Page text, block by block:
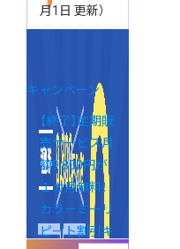
月1日 更新）
キャンペーン
【終了】定期販
売サービス月
額9,800円が
１カ月無料！
カラーミーリ
ピート割引キ